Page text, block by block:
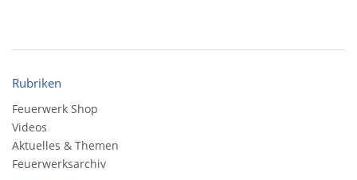
Rubriken
Feuerwerk Shop
Videos
Aktuelles & Themen
Feuerwerksarchiv